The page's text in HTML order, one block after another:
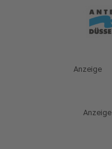
Anzeige
Anzeige